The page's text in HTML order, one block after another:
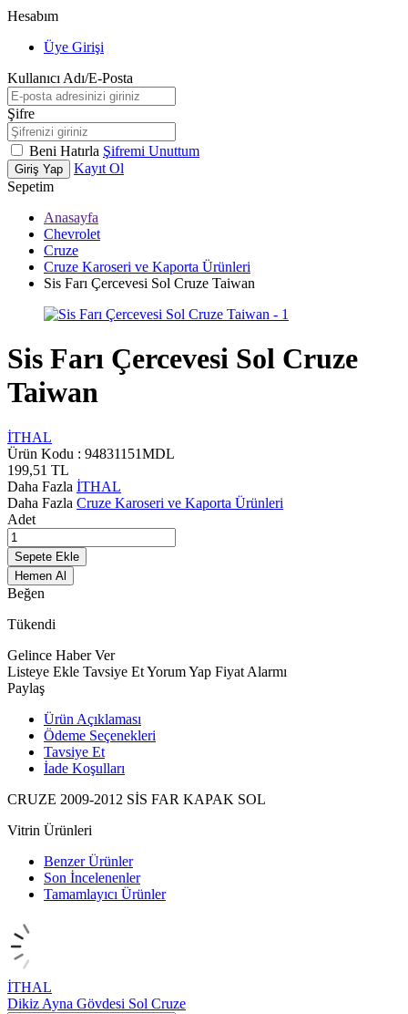
Hesabım
Üye Girişi
Kullanıcı Adı/E-Posta
Şifre
Beni Hatırla Şifremi Unuttum
Giriş Yap
Kayıt Ol
Sepetim
Anasayfa
Chevrolet
Cruze
Cruze Karoseri ve Kaporta Ürünleri
Sis Farı Çercevesi Sol Cruze Taiwan
Sis Farı Çercevesi Sol Cruze
Taiwan
İTHAL
Ürün Kodu : 94831151MDL
199,51 TL
Daha Fazla İTHAL
Daha Fazla Cruze Karoseri ve Kaporta Ürünleri
Adet
Sepete Ekle
Hemen Al
Beğen
Tükendi
Gelince Haber Ver
Listeye Ekle Tavsiye EtYorum Yap Fiyat Alarmı
Paylaş
Ürün Açıklaması
Ödeme Seçenekleri
Tavsiye Et
İade Koşulları
CRUZE 2009-2012 SİS FAR KAPAK SOL
Vitrin Ürünleri
Benzer Ürünler
Son İncelenenler
Tamamlayıcı Ürünler
İTHAL
Dikiz Ayna Gövdesi Sol Cruze